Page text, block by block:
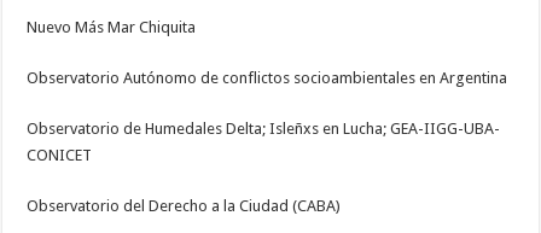
Nuevo Más Mar Chiquita
Observatorio Autónomo de conflictos socioambientales en Argentina
Observatorio de Humedales Delta; Isleñxs en Lucha; GEA-IIGG-UBA-
CONICET
Observatorio del Derecho a la Ciudad (CABA)